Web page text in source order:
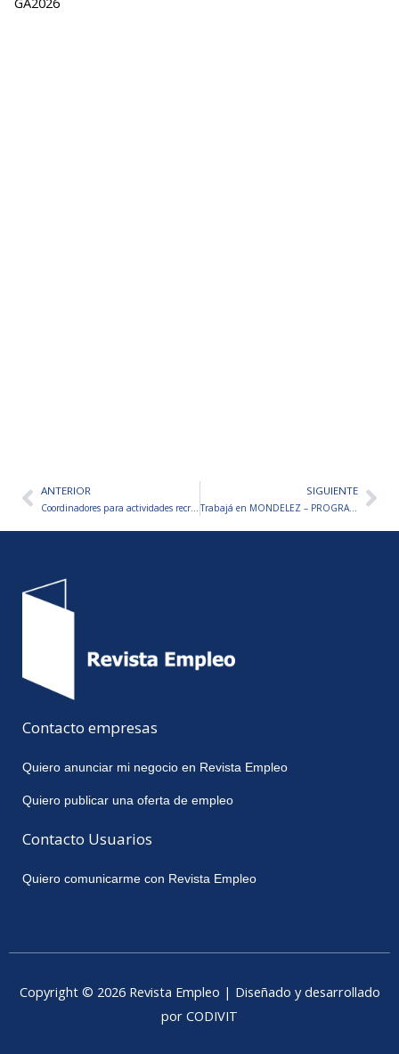
AntANTERIOR
Coordinadores para actividades recreativas infantiles-Tierra Del Fuego
SIGUIENTE
Trabajá en MONDELEZ – PROGRAMA DE PASANTÍAS 2026
Contacto empresas
Quiero anunciar mi negocio en Revista Empleo
Quiero publicar una oferta de empleo
Contacto Usuarios
Quiero comunicarme con Revista Empleo
Copyright © 2026 Revista Empleo | Diseñado y desarrollado
por CODIVIT